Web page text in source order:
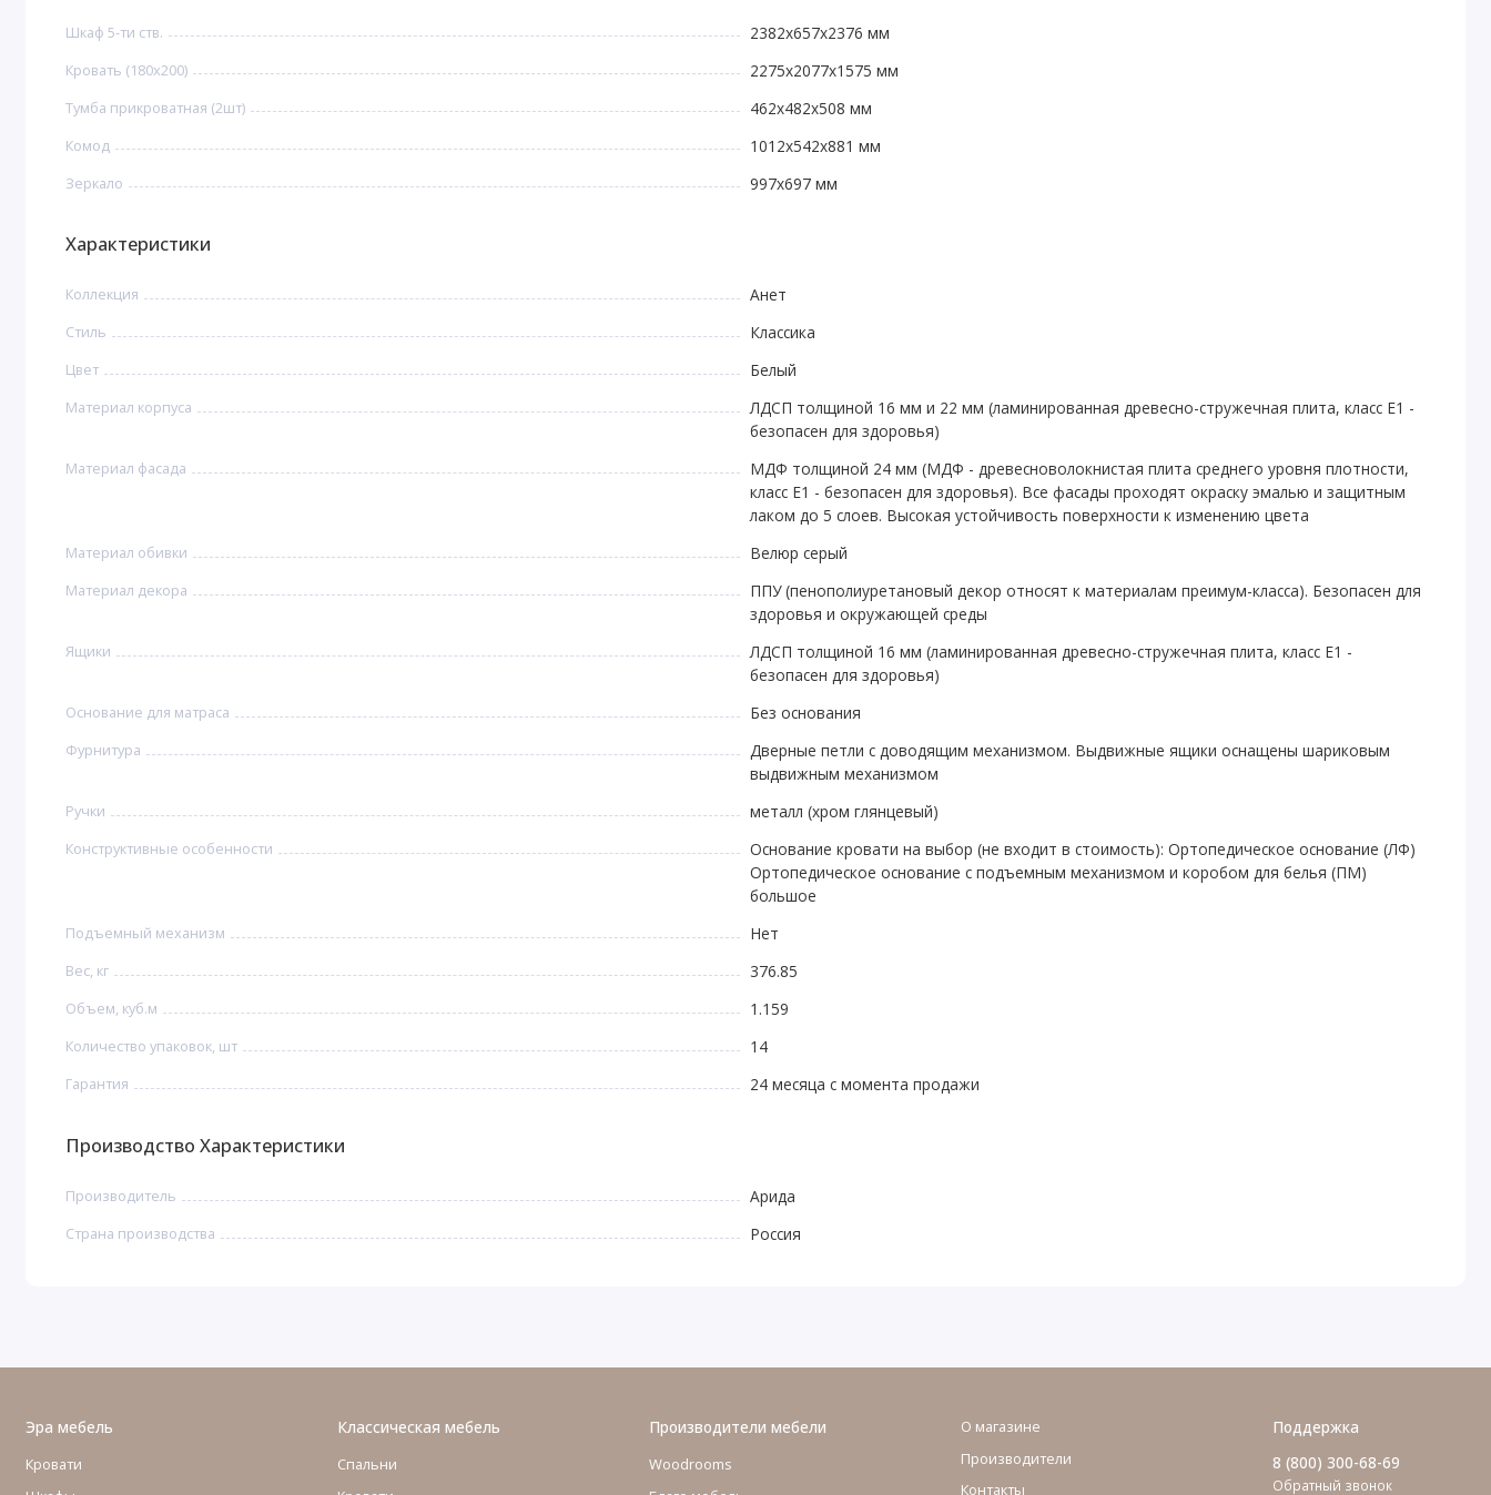
Шкаф 5-ти ств. 2382х657х2376 мм
Кровать (180х200) 2275х2077х1575 мм
Тумба прикроватная (2шт) 462х482х508 мм
Комод 1012х542х881 мм
Зеркало 997х697 мм
Характеристики
Коллекция Анет
Стиль Классика
Цвет Белый
Материал корпуса
ЛДСП толщиной 16 мм и 22 мм (ламинированная древесно-стружечная плита, класс E1 -
безопасен для здоровья)
Материал фасада
МДФ толщиной 24 мм (МДФ - древесноволокнистая плита среднего уровня плотности,
класс E1 - безопасен для здоровья). Все фасады проходят окраску эмалью и защитным
лаком до 5 слоев. Высокая устойчивость поверхности к изменению цвета
Материал обивки Велюр серый
Материал декора
ППУ (пенополиуретановый декор относят к материалам преимум-класса). Безопасен для
здоровья и окружающей среды
Ящики
ЛДСП толщиной 16 мм (ламинированная древесно-стружечная плита, класс E1 -
безопасен для здоровья)
Основание для матраса Без основания
Фурнитура
Дверные петли с доводящим механизмом. Выдвижные ящики оснащены шариковым
выдвижным механизмом
Ручки металл (хром глянцевый)
Конструктивные особенности
Основание кровати на выбор (не входит в стоимость): Ортопедическое основание (ЛФ)
Ортопедическое основание с подъемным механизмом и коробом для белья (ПМ)
большое
Подъемный механизм Нет
Вес, кг 376.85
Объем, куб.м 1.159
Количество упаковок, шт 14
Гарантия 24 месяца с момента продажи
Производство Характеристики
Производитель Арида
Страна производства Россия
Эра мебель
Кровати
Классическая мебель
Спальни
Производители мебели
Woodrooms
О магазине
Производители
Контакты
Поддержка
8 (800) 300-68-69
Обратный звонок